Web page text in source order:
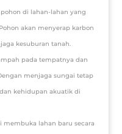
di lahan-lahan yang
akan menyerap karbon
kesuburan tanah.
pada tempatnya dan
menjaga sungai tetap
kehidupan akuatik di
membuka lahan baru secara